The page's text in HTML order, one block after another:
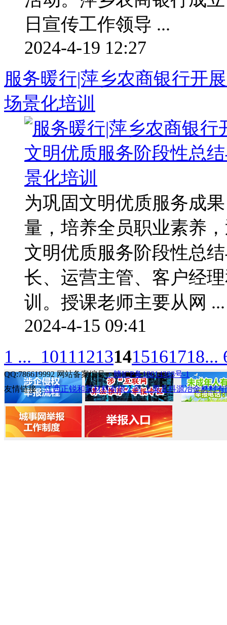
日宣传工作领导 ...
2024-4-19 12:27
服务暖行|萍乡农商银行开
场景化培训
为巩固文明优质服务成
量，培养全员职业素养
文明优质服务阶段性总
长、运营主管、客户经
训。授课老师主要从网 ...
2024-4-15 09:41
1 ... 101112131415161718...
QQ:786619992 网站备案编号：赣ICP备18014388号-1
友情链接：江西正锐和新材料有限公司 上栗县科源冶金材料有